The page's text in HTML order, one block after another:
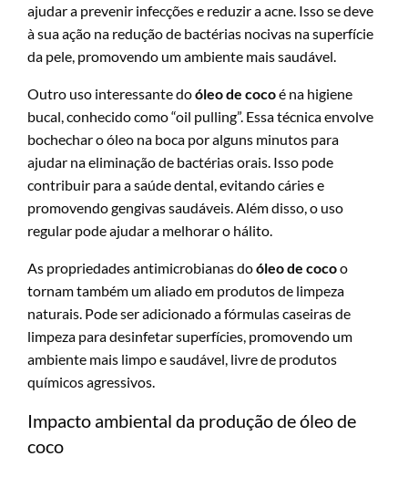
ajudar a prevenir infecções e reduzir a acne. Isso se deve
à sua ação na redução de bactérias nocivas na superfície
da pele, promovendo um ambiente mais saudável.
Outro uso interessante doóleo de cocoé na higiene
bucal, conhecido como “oil pulling”. Essa técnica envolve
bochechar o óleo na boca por alguns minutos para
ajudar na eliminação de bactérias orais. Isso pode
contribuir para a saúde dental, evitando cáries e
promovendo gengivas saudáveis. Além disso, o uso
regular pode ajudar a melhorar o hálito.
As propriedades antimicrobianas doóleo de cocoo
tornam também um aliado em produtos de limpeza
naturais. Pode ser adicionado a fórmulas caseiras de
limpeza para desinfetar superfícies, promovendo um
ambiente mais limpo e saudável, livre de produtos
químicos agressivos.
Impacto ambiental da produção de óleo de
coco